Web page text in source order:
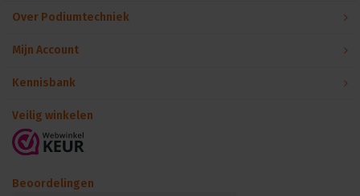
Over Podiumtechniek
Mijn Account
Kennisbank
Veilig winkelen
Beoordelingen